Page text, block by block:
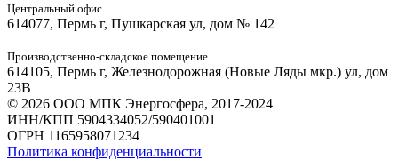
Центральный офис
614077, Пермь г, Пушкарская ул, дом № 142
Производственно-складское помещение
614105, Пермь г, Железнодорожная (Новые Ляды мкр.) ул, дом
23В
© 2026 ООО МПК Энергосфера, 2017-2024
ИНН/КПП 5904334052/590401001
ОГРН 1165958071234
Политика конфиденциальности